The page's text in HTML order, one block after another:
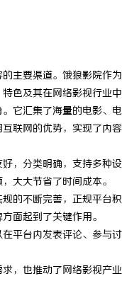
主要渠道。饿狼影院作
色及其在网络影视行业中
它汇集了海量的电影、
联网的优势，实现了内
，分类明确，支持多种
大大节省了时间成本。
的不断完善，正规平台
面起到了关键作用。
平台内发表评论、参与
，也推动了网络影视产